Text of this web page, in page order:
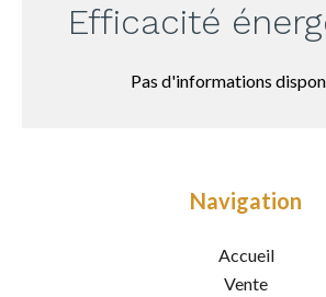
Efficacité
Pas d'informations
Navigation
Accueil
Vente